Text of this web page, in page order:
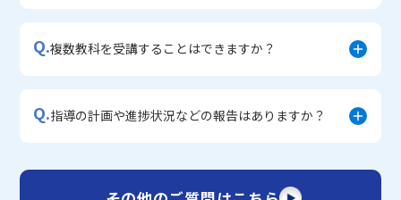
Q.複数教科を受講することはできますか？
Q.指導の計画や進捗状況などの報告はありますか？